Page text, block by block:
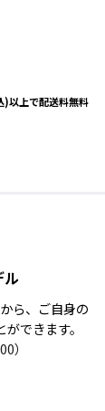
上で配送料無料
ら、ご自身の
できます。
）